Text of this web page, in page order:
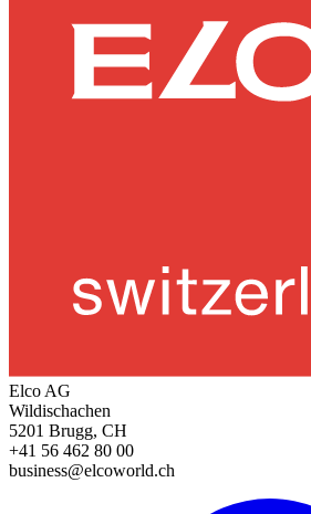
Elco AG
Wildischachen
5201 Brugg, CH
+41 56 462 80 00
business@elcoworld.ch